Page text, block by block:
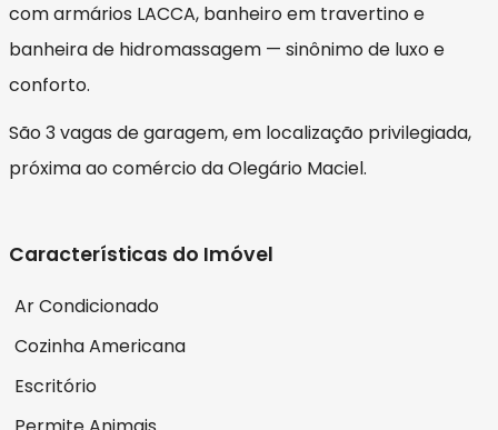
com armários LACCA, banheiro em travertino e
banheira de hidromassagem — sinônimo de luxo e
conforto.
São 3 vagas de garagem, em localização privilegiada,
próxima ao comércio da Olegário Maciel.
Características do Imóvel
Ar Condicionado
Cozinha Americana
Escritório